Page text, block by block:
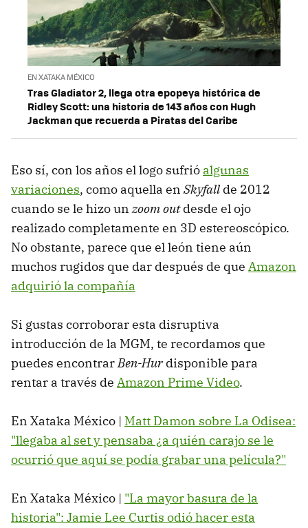
EN XATAKA MÉXICO
Tras Gladiator 2, llega otra epopeya histórica de
Ridley Scott: una historia de 143 años con Hugh
Jackman que recuerda a Piratas del Caribe
Eso sí, con los años el logo sufrió algunas
variaciones, como aquella en Skyfallde 2012
cuando se le hizo unzoom outdesde el ojo
realizado completamente en 3D estereoscópico.
No obstante, parece que el león tiene aún
muchos rugidos que dar después de que Amazon
adquirió la compañía
Si gustas corroborar esta disruptiva
introducción de la MGM, te recordamos que
puedes encontrarBen-Hurdisponible para
rentar a través de Amazon Prime Video.
En Xataka México | Matt Damon sobre La Odisea:
"llegaba al set y pensaba ¿a quién carajo se le
ocurrió que aquí se podía grabar una película?"
En Xataka México | "La mayor basura de la
historia": Jamie Lee Curtis odió hacer esta